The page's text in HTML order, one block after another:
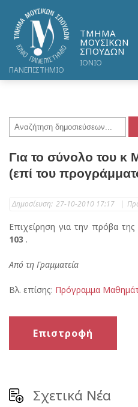
ΤΜΗΜΑ
ΜΟΥΣΙΚΩΝ
ΣΠΟΥΔΩΝ
ΙΟΝΙΟ
ΠΑΝΕΠΙΣΤΗΜΙΟ
Για το σύνολο του κ
(επί του
Δημοσίευση: 27-10-2010 17:17 |
Επιχείρηση για την πρόβα της
103 .
Από τη Γραμματεία
Βλ. επίσης: Πρόγραμμα
Επιστροφή
Σχετικά Νέα